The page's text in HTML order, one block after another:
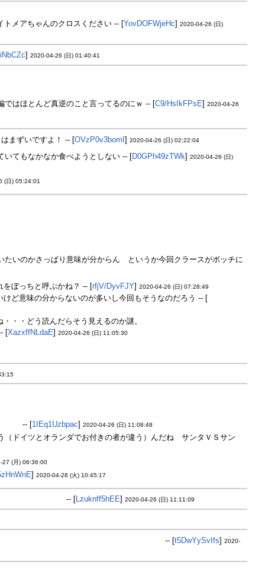
トメアちゃんのクロスください -- [YovDOFWjeHc] 2020-04-26 (日)
] 2020-04-26 (日) 01:40:41
はほとんど真逆のこと言ってるのにｗ -- [C9/HsIkFPsE] 2020-04-26
まずいですよ！ -- [OVzP0v3bomI] 2020-04-26 (日) 02:22:04
てもなかなか食べようとしない -- [D0GPh49zTWk] 2020-04-26 (日)
(日) 05:24:01
たいのかさっぱり意味が分からん というか今回クラースがボッチに
をぼっちと呼ぶかね？ -- [rfjV/DyvFJY] 2020-04-26 (日) 07:28:49
ど意味の分からないのが多いし今回もそうなのだろう -- [
・・どう読んだらそう見えるのか謎。
[XazxffNLdaE] 2020-04-26 (日) 11:05:30
-- [1IEq1Uzbpac] 2020-04-26 (日) 11:08:48
（ドイツとオランダでお付きの者が違う）んだね サンタＶＳサン
27 (月) 06:36:00
] 2020-04-28 (火) 10:45:17
-- [Lzuknff5hEE] 2020-04-26 (日) 11:11:09
-- [t5DwYySvIfs] 2020-